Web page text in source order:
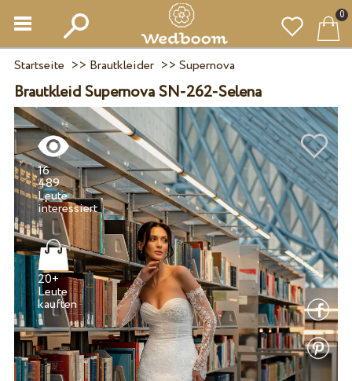
0
Startseite >> Brautkleider>> Supernova
Brautkleid Supernova SN-262-Selena
16
489
Leute
interessiert
20+
Leute
kauften